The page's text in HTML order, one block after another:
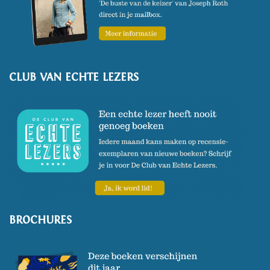
CLUB VAN ECHTE LEZERS
BROCHURES